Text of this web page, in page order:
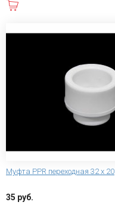
Муфта PPR переходная 32 х 20
35 руб.